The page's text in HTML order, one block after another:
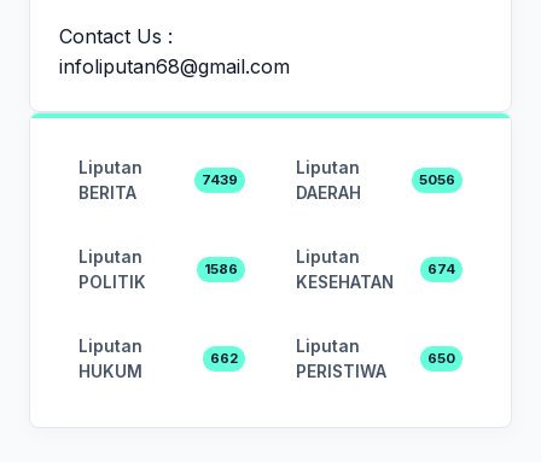
Contact Us :
infoliputan68@gmail.com
Liputan
BERITA
7439
Liputan
DAERAH
5056
Liputan
POLITIK
1586
Liputan
KESEHATAN
674
Liputan
HUKUM
662
Liputan
PERISTIWA
650